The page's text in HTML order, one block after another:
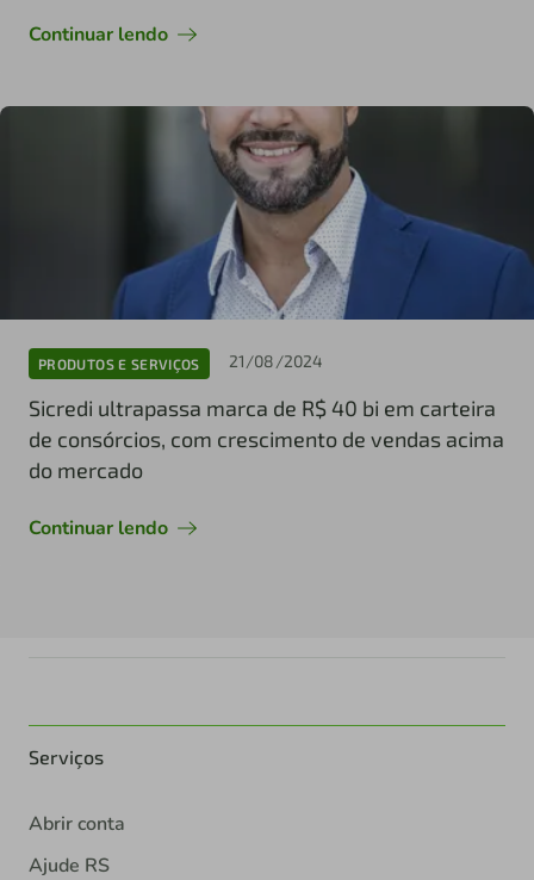
Continuar lendo
PRODUTOS E SERVIÇOS 21/08/2024
Sicredi ultrapassa marca de R$ 40 bi em carteira
de consórcios, com crescimento de vendas acima
do mercado
Continuar lendo
Serviços
Abrir conta
Ajude RS